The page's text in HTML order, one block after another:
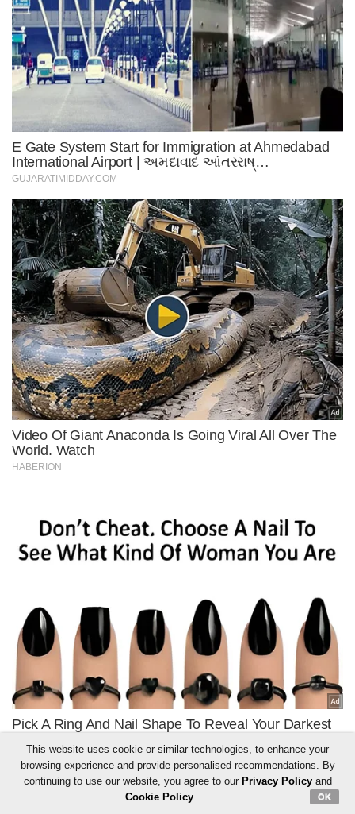
This website uses cookie or similar technologies, to enhance your
browsing experience and provide personalised recommendations. By
continuing to use our website, you agree to our Privacy Policyand
Cookie Policy. OK